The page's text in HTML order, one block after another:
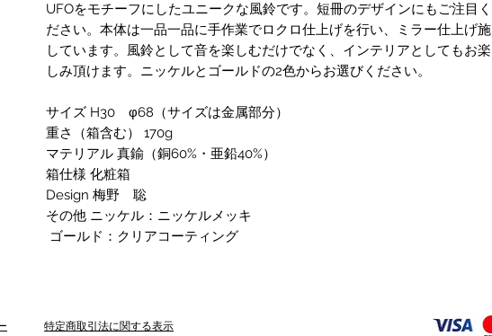
UFOをモチーフにしたユニークな風鈴です。短冊のデザインにもご注目く
ださい。本体は一品一品に手作業でロクロ仕上げを行い、ミラー仕上げ施
しています。風鈴として音を楽しむだけでなく、インテリアとしてもお楽
しみ頂けます。ニッケルとゴールドの2色からお選びください。
サイズ H30 φ68（サイズは金属部分）
重さ（箱含む） 170g
マテリアル 真鍮（銅60%・亜鉛40%）
箱仕様 化粧箱
Design 梅野 聡
その他 ニッケル：ニッケルメッキ
ゴールド：クリアコーティング
特定商取引法に関する表示